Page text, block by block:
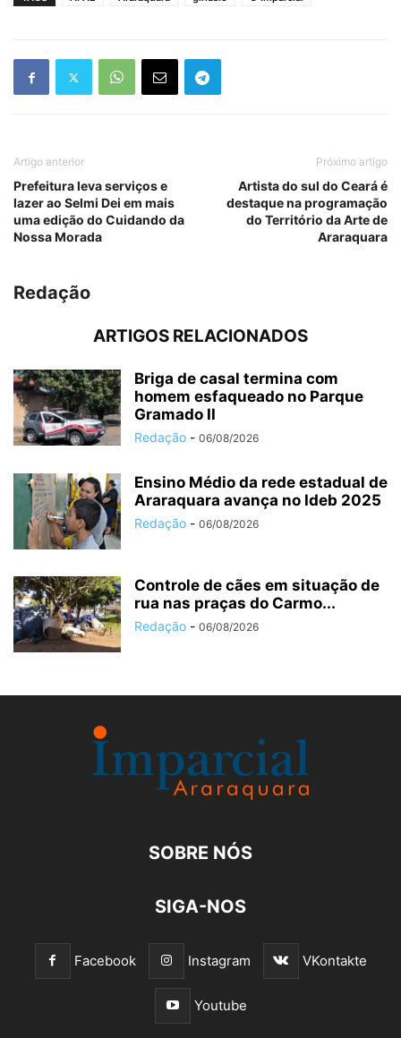
Artigo anterior
Prefeitura leva serviços e
lazer ao Selmi Dei em mais
uma edição do Cuidando da
Nossa Morada
Próximo artigo
Artista do sul do Ceará é
destaque na programação
do Território da Arte de
Araraquara
Redação
ARTIGOS RELACIONADOS
Briga de casal termina com
homem esfaqueado no Parque
Gramado II
Redação - 06/08/2026
Ensino Médio da rede estadual de
Araraquara avança no Ideb 2025
Redação - 06/08/2026
Controle de cães em situação de
rua nas praças do Carmo...
Redação - 06/08/2026
SOBRE NÓS
SIGA-NOS
Facebook Instagram VKontakte
Youtube